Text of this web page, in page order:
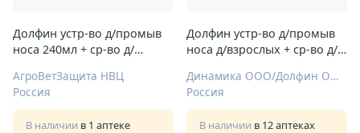
Долфин устр-во д/промыв
носа 240мл + ср-во д/
АгроВетЗащита НВЦ
Россия
В наличии в 1 аптеке
Долфин устр-во д/промыв
носа д/взрослых + ср-во д/
Динамика ООО/Долфин ООО
Россия
В наличии в 12 аптеках